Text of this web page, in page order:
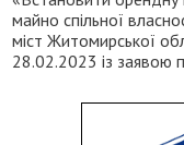
майно спільної
міст Житомирської
28.02.2023 із заявою